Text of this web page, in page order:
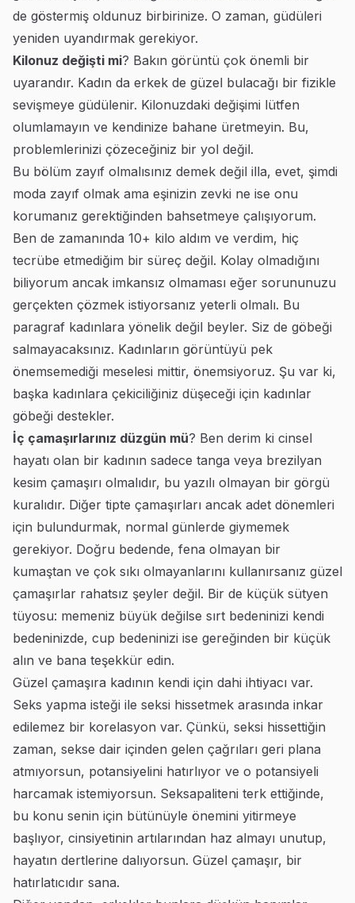
de göstermiş oldunuz birbirinize. O zaman, güdüleri
yeniden uyandırmak gerekiyor.
Kilonuz değişti mi? Bakın görüntü çok önemli bir
uyarandır. Kadın da erkek de güzel bulacağı bir fizikle
sevişmeye güdülenir. Kilonuzdaki değişimi lütfen
olumlamayın ve kendinize bahane üretmeyin. Bu,
problemlerinizi çözeceğiniz bir yol değil.
Bu bölüm zayıf olmalısınız demek değil illa, evet, şimdi
moda zayıf olmak ama eşinizin zevki ne ise onu
korumanız gerektiğinden bahsetmeye çalışıyorum.
Ben de zamanında 10+ kilo aldım ve verdim, hiç
tecrübe etmediğim bir süreç değil. Kolay olmadığını
biliyorum ancak imkansız olmaması eğer sorununuzu
gerçekten çözmek istiyorsanız yeterli olmalı. Bu
paragraf kadınlara yönelik değil beyler. Siz de göbeği
salmayacaksınız. Kadınların görüntüyü pek
önemsemediği meselesi mittir, önemsiyoruz. Şu var ki,
başka kadınlara çekiciliğiniz düşeceği için kadınlar
göbeği destekler.
İç çamaşırlarınız düzgün mü? Ben derim ki cinsel
hayatı olan bir kadının sadece tanga veya brezilyan
kesim çamaşırı olmalıdır, bu yazılı olmayan bir görgü
kuralıdır. Diğer tipte çamaşırları ancak adet dönemleri
için bulundurmak, normal günlerde giymemek
gerekiyor. Doğru bedende, fena olmayan bir
kumaştan ve çok sıkı olmayanlarını kullanırsanız güzel
çamaşırlar rahatsız şeyler değil. Bir de küçük sütyen
tüyosu: memeniz büyük değilse sırt bedeninizi kendi
bedeninizde, cup bedeninizi ise gereğinden bir küçük
alın ve bana teşekkür edin.
Güzel çamaşıra kadının kendi için dahi ihtiyacı var.
Seks yapma isteği ile seksi hissetmek arasında inkar
edilemez bir korelasyon var. Çünkü, seksi hissettiğin
zaman, sekse dair içinden gelen çağrıları geri plana
atmıyorsun, potansiyelini hatırlıyor ve o potansiyeli
harcamak istemiyorsun. Seksapaliteni terk ettiğinde,
bu konu senin için bütünüyle önemini yitirmeye
başlıyor, cinsiyetinin artılarından haz almayı unutup,
hayatın dertlerine dalıyorsun. Güzel çamaşır, bir
hatırlatıcıdır sana.